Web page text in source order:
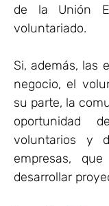
de la Unión
voluntariado.
Si, además, las
negocio, el
su parte, la
oportunidad
voluntarios y
empresas,
desarrollar